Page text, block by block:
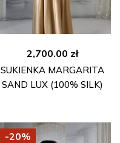
2,700.00 zł
SUKIENKA MARGARITA
SAND LUX (100% SILK)
-20%